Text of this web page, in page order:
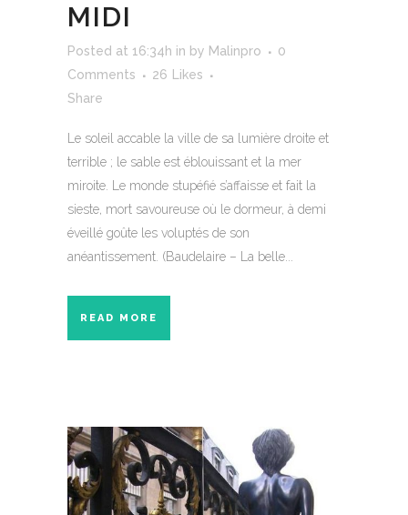
MIDI
Posted at 16:34h in by Malinpro
0
Comments
26
Likes
Share
Le soleil accable la ville de sa lumière droite et
terrible ; le sable est éblouissant et la mer
miroite. Le monde stupéfié s’affaisse et fait la
sieste, mort savoureuse où le dormeur, à demi
éveillé goûte les voluptés de son
anéantissement. (Baudelaire – La belle...
READ MORE